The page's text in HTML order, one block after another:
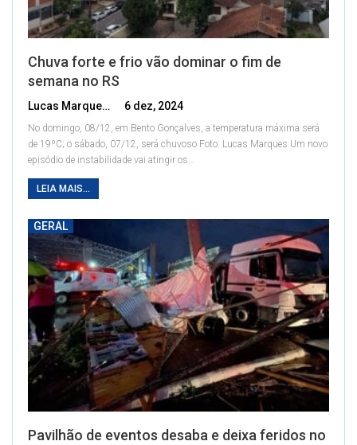
Chuva forte e frio vão dominar o fim de
semana no RS
Lucas Marques 6 dez, 2024
No domingo, 08/12, em Bento Gonçalves, a temperatura máxima será
de 19ºC; o sábado, 07/12, será chuvoso Foto: Lucas Marques Um novo
episódio de instabilidade vai atingir os…
LEIA MAIS...
GERAL
Pavilhão de eventos desaba e deixa feridos no